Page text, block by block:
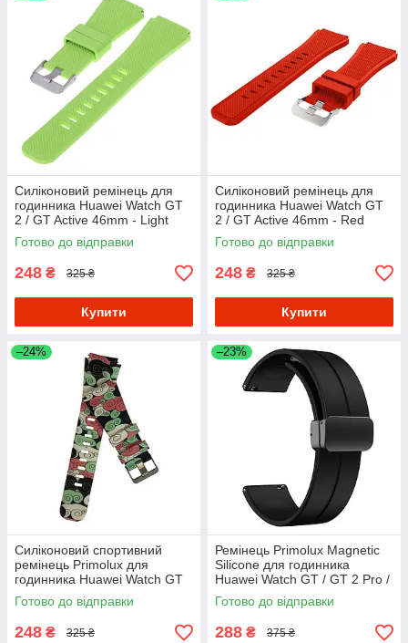
Силіконовий ремінець для
годинника Huawei Watch GT
2 / GT Active 46mm - Light
Green
Готово до відправки
248 ₴ 325 ₴
Купити
Силіконовий ремінець для
годинника Huawei Watch GT
2 / GT Active 46mm - Red
Готово до відправки
248 ₴ 325 ₴
Купити
–24%
Силіконовий спортивний
ремінець Primolux для
годинника Huawei Watch GT
2 / GT Active 46mm - Color
Pattern
Готово до відправки
248 ₴ 325 ₴
–23%
Ремінець Primolux Magnetic
Silicone для годинника
Huawei Watch GT / GT 2 Pro /
GT 2 46 mm - Black
Готово до відправки
288 ₴ 375 ₴